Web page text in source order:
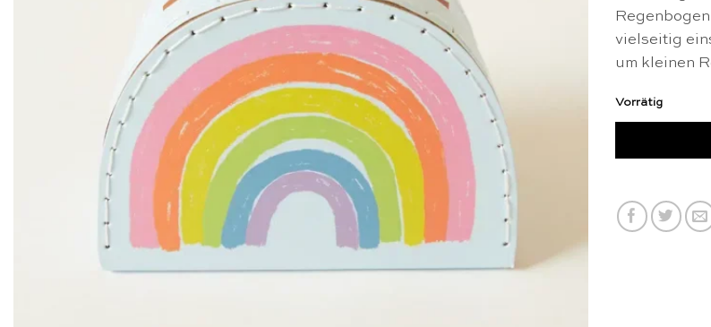
vielseitig
um kleinen
Vorrätig